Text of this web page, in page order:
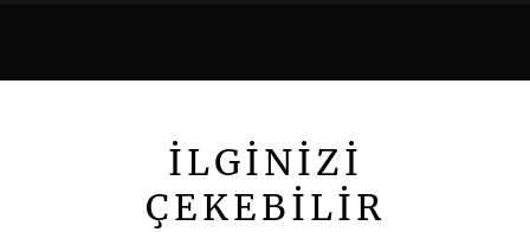
İLGİNİZİ
ÇEKEBİLİR